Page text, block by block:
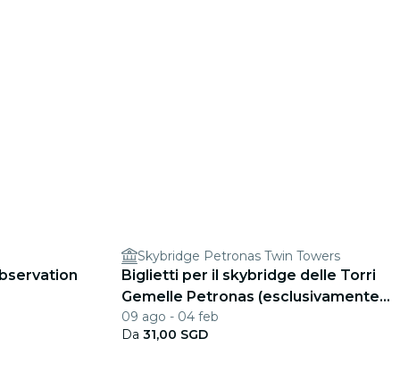
Skybridge Petronas Twin Towers
Biglietti per il skybridge delle Torri
Gemelle Petronas (esclusivamente
per ospiti di Singapore)
09 ago - 04 feb
Da 31,00 SGD